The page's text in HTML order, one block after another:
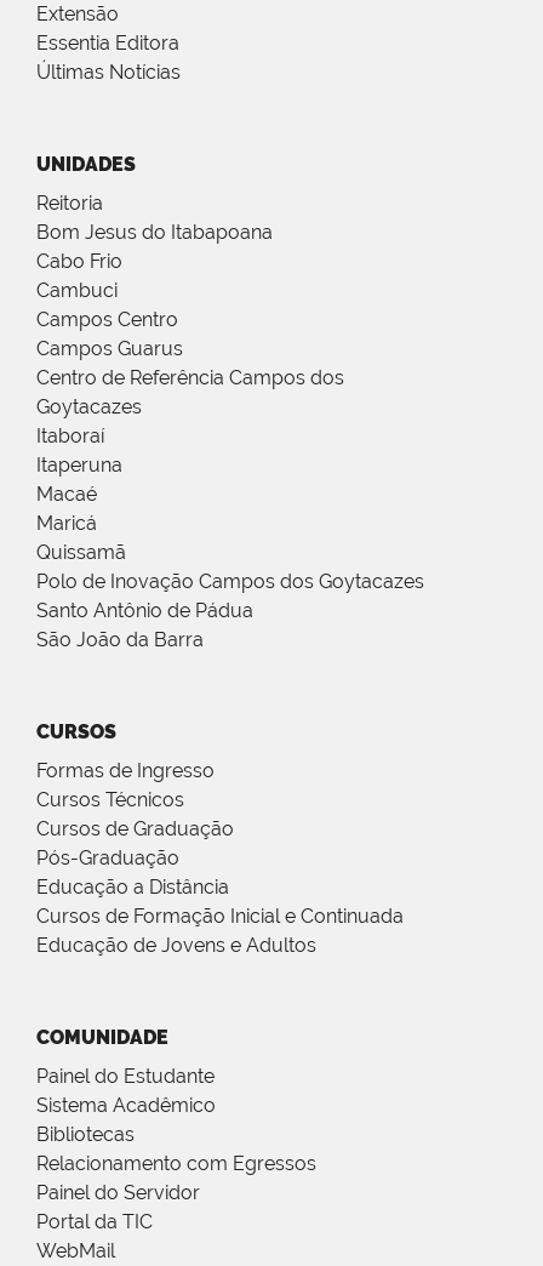
Extensão
Essentia Editora
Últimas Notícias
UNIDADES
Reitoria
Bom Jesus do Itabapoana
Cabo Frio
Cambuci
Campos Centro
Campos Guarus
Centro de Referência Campos dos
Goytacazes
Itaboraí
Itaperuna
Macaé
Maricá
Quissamã
Polo de Inovação Campos dos Goytacazes
Santo Antônio de Pádua
São João da Barra
CURSOS
Formas de Ingresso
Cursos Técnicos
Cursos de Graduação
Pós-Graduação
Educação a Distância
Cursos de Formação Inicial e Continuada
Educação de Jovens e Adultos
COMUNIDADE
Painel do Estudante
Sistema Acadêmico
Bibliotecas
Relacionamento com Egressos
Painel do Servidor
Portal da TIC
WebMail